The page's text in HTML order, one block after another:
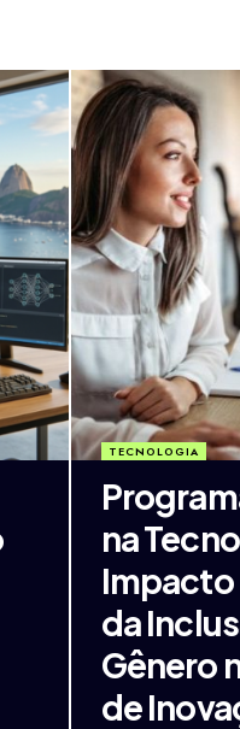
TECNOLOGIA
na
da
Gênero
de